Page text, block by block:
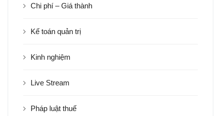
Chi phí – Giá thành
Kế toán quản trị
Kinh nghiệm
Live Stream
Pháp luật thuế